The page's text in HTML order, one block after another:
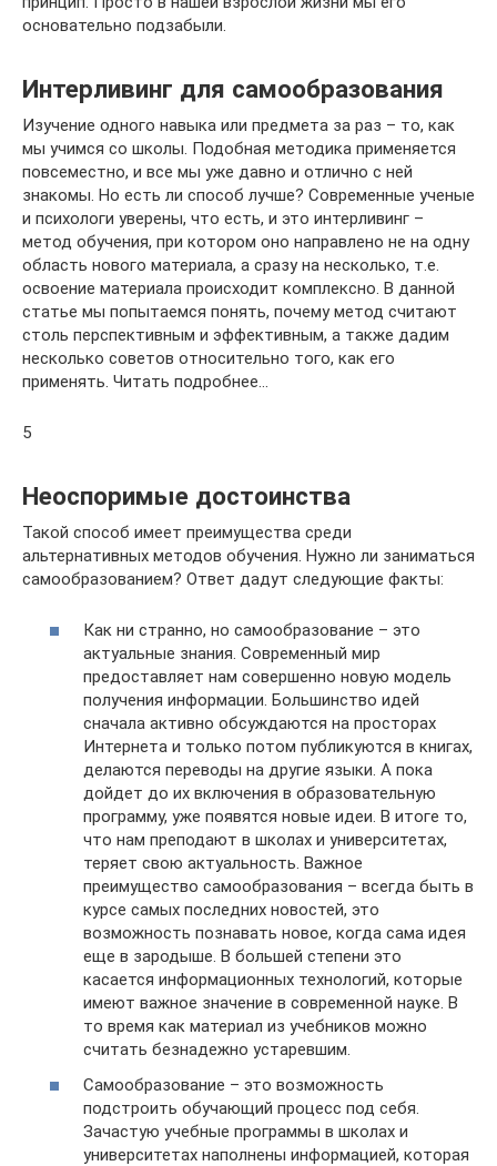
основательно подзабыли.
Интерливинг для самообразования
Изучение одного навыка или предмета за раз – то, как
мы учимся со школы. Подобная методика применяется
повсеместно, и все мы уже давно и отлично с ней
знакомы. Но есть ли способ лучше? Современные ученые
и психологи уверены, что есть, и это интерливинг –
метод обучения, при котором оно направлено не на одну
область нового материала, а сразу на несколько, т.е.
освоение материала происходит комплексно. В данной
статье мы попытаемся понять, почему метод считают
столь перспективным и эффективным, а также дадим
несколько советов относительно того, как его
применять. Читать подробнее…
5
Неоспоримые достоинства
Такой способ имеет преимущества среди
альтернативных методов обучения. Нужно ли заниматься
самообразованием? Ответ дадут следующие факты:
Как ни странно, но самообразование – это
актуальные знания. Современный мир
предоставляет нам совершенно новую модель
получения информации. Большинство идей
сначала активно обсуждаются на просторах
Интернета и только потом публикуются в книгах,
делаются переводы на другие языки. А пока
дойдет до их включения в образовательную
программу, уже появятся новые идеи. В итоге то,
что нам преподают в школах и университетах,
теряет свою актуальность. Важное
преимущество самообразования – всегда быть в
курсе самых последних новостей, это
возможность познавать новое, когда сама идея
еще в зародыше. В большей степени это
касается информационных технологий, которые
имеют важное значение в современной науке. В
то время как материал из учебников можно
считать безнадежно устаревшим.
Самообразование – это возможность
подстроить обучающий процесс под себя.
Зачастую учебные программы в школах и
университетах наполнены информацией, которая